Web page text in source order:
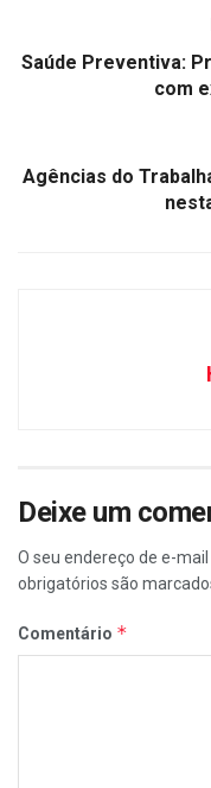
Saúde Preventiva:
com
Agências do
Deixe um
O seu endereço de e-
obrigatórios são
Comentário *